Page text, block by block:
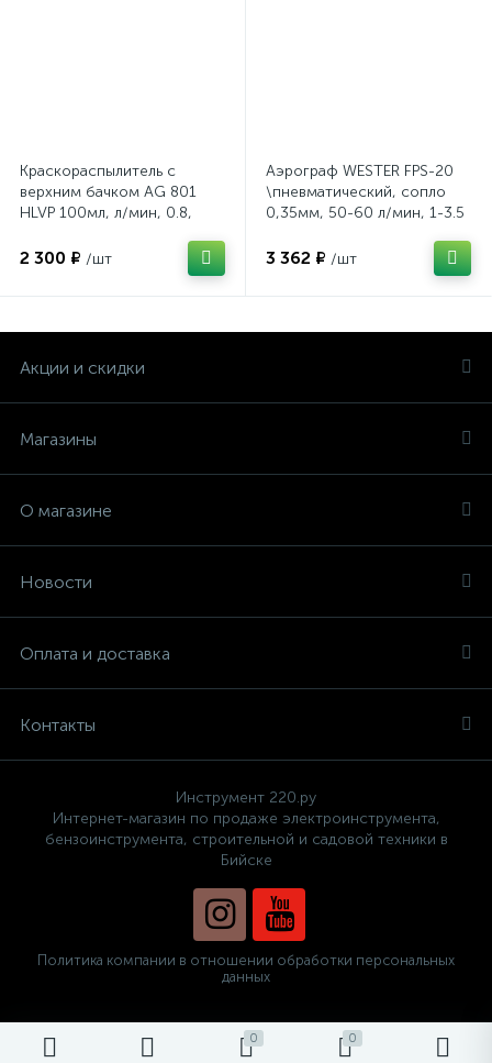
0 0
Краскораспылитель с
верхним бачком AG 801
HLVP 100мл, л/мин, 0.8,
2 300 ₽ /шт
Аэрограф WESTER FPS-20
\пневматический, сопло
0,35мм, 50-60 л/мин, 1-3.5
3 362 ₽ /шт
Акции и скидки
Магазины
О магазине
Новости
Оплата и доставка
Контакты
Инструмент 220.ру
Интернет-магазин по продаже электроинструмента,
бензоинструмента, строительной и садовой техники в
Бийске
Политика компании в отношении обработки персональных
данных